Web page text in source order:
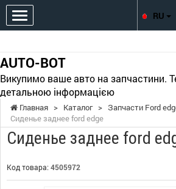
AUTO-BOT
Викупимо ваше авто на запчастини.
детальною інформацією
RU
Главная > Каталог > Запчасти Ford
Сиденье заднее ford edge
Сиденье заднее ford
Код товара: 4505972